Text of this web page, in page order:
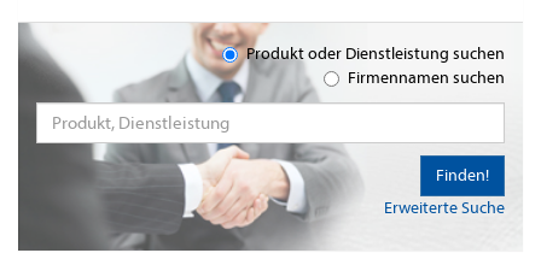
Produkt oder Dienstleistung suchen
Firmennamen suchen
Erweiterte Suche
Finden!